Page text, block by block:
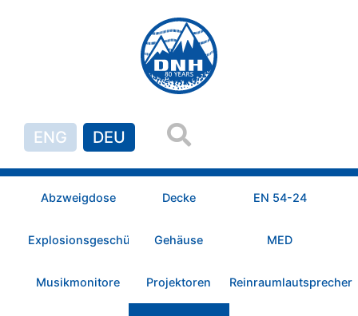
ENG DEU
Abzweigdose Decke EN 54-24
Explosionsgeschützt Gehäuse MED
Musikmonitore Projektoren Reinraumlautsprecher